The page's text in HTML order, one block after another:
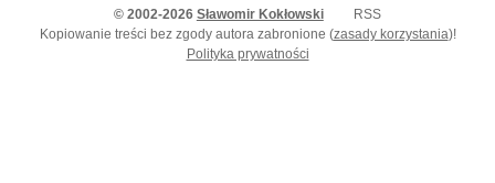
© 2002-2026 Sławomir Kokłowski
RSS
Kopiowanie treści bez zgody autora zabronione (zasady korzystania)!
Polityka prywatności